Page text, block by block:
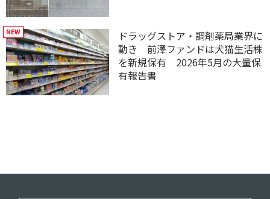
ドラッグストア・調剤薬局業界に
動き 前澤ファンドは犬猫生活株
を新規保有 2026年5月の大量保
有報告書